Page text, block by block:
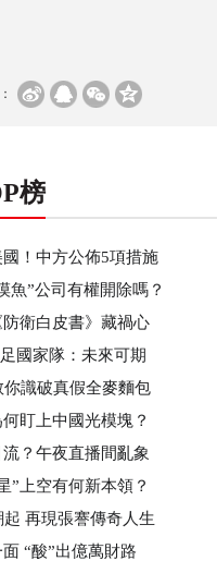
榜
國！中方公佈5項措施
魚”公司有權開除嗎？
防衛白皮書》藏禍心
國家隊：未來可期
你識破真假全麥麵包
盯上中國光模塊？
流？午夜直播間亂象
”上空有何新本領？
起 再現張謇傳奇人生
“酸”出億萬財路